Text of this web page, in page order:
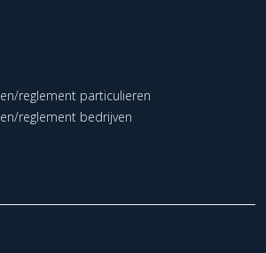
reglement particulieren
reglement bedrijven